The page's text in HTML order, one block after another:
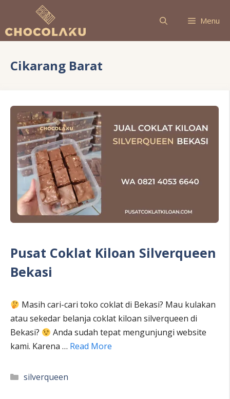
Langsung
isi
Menu
Cikarang Barat
Pusat Coklat Kiloan Silverqueen
Bekasi
Masih cari-cari toko coklat di Bekasi? Mau kulakan
atau sekedar belanja coklat kiloan silverqueen di
Bekasi?
Anda sudah tepat mengunjungi website
kami. Karena … Read More
Kategori
silverqueen